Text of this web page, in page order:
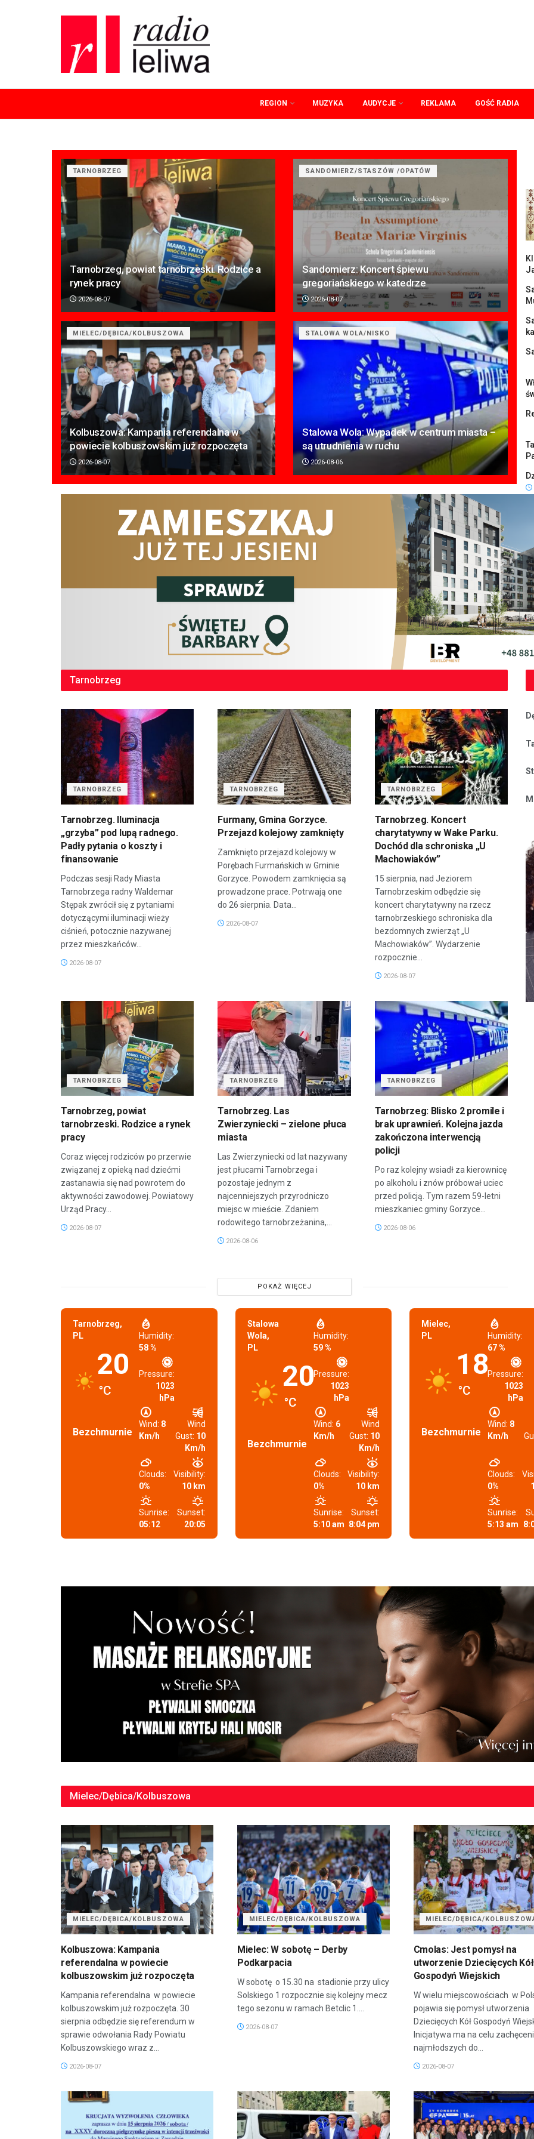
REGION MUZYKA AUDYCJE REKLAMA GOŚĆ RADIA
TARNOBRZEG
Tarnobrzeg, powiat tarnobrzeski. Rodzice a
rynek pracy
2026-08-07
SANDOMIERZ/STASZÓW /OPATÓW
Sandomierz: Koncert śpiewu
gregoriańskiego w katedrze
2026-08-07
MIELEC/DĘBICA/KOLBUSZOWA
Kolbuszowa: Kampania referendalna w
powiecie kolbuszowskim już rozpoczęta
2026-08-07
STALOWA WOLA/NISKO
Stalowa Wola: Wypadek w centrum miasta –
są utrudnienia w ruchu
2026-08-06
Tarnobrzeg
TARNOBRZEG
Tarnobrzeg. Iluminacja
„grzyba” pod lupą radnego.
Padły pytania o koszty i
finansowanie
Podczas sesji Rady Miasta
Tarnobrzega radny Waldemar
Stępak zwrócił się z pytaniami
dotyczącymi iluminacji wieży
ciśnień, potocznie nazywanej
przez mieszkańców...
2026-08-07
TARNOBRZEG
Furmany, Gmina Gorzyce.
Przejazd kolejowy zamknięty
Zamknięto przejazd kolejowy w
Porębach Furmańskich w Gminie
Gorzyce. Powodem zamknięcia są
prowadzone prace. Potrwają one
do 26 sierpnia. Data...
2026-08-07
TARNOBRZEG
Tarnobrzeg. Koncert
charytatywny w Wake Parku.
Dochód dla schroniska „U
Machowiaków”
15 sierpnia, nad Jeziorem
Tarnobrzeskim odbędzie się
koncert charytatywny na rzecz
tarnobrzeskiego schroniska dla
bezdomnych zwierząt „U
Machowiaków”. Wydarzenie
rozpocznie...
2026-08-07
TARNOBRZEG
Tarnobrzeg, powiat
tarnobrzeski. Rodzice a rynek
pracy
Coraz więcej rodziców po przerwie
związanej z opieką nad dziećmi
zastanawia się nad powrotem do
aktywności zawodowej. Powiatowy
Urząd Pracy...
2026-08-07
TARNOBRZEG
Tarnobrzeg. Las
Zwierzyniecki – zielone płuca
miasta
Las Zwierzyniecki od lat nazywany
jest płucami Tarnobrzega i
pozostaje jednym z
najcenniejszych przyrodniczo
miejsc w mieście. Zdaniem
rodowitego tarnobrzeżanina,...
2026-08-06
TARNOBRZEG
Tarnobrzeg: Blisko 2 promile i
brak uprawnień. Kolejna jazda
zakończona interwencją
policji
Po raz kolejny wsiadł za kierownicę
po alkoholu i znów próbował uciec
przed policją. Tym razem 59-letni
mieszkaniec gminy Gorzyce...
2026-08-06
POKAŻ WIĘCEJ
Tarnobrzeg,
PL
20
°C
Bezchmurnie
Humidity:
58 %
Pressure:
1023
hPa
Wind: 8
Km/h
Wind
Gust: 10
Km/h
Clouds:
0%
Visibility:
10 km
Sunrise:
05:12
Sunset:
20:05
Stalowa
Wola,
PL
20
°C
Bezchmurnie
Humidity:
59 %
Pressure:
1023
hPa
Wind: 6
Km/h
Wind
Gust: 10
Km/h
Clouds:
0%
Visibility:
10 km
Sunrise:
5:10 am
Sunset:
8:04 pm
Mielec,
PL
18
°C
Bezchmurnie
Humidity:
67 %
Pressure:
1023
hPa
Wind: 8
Km/h
Clouds:
0%
Sunrise:
5:13 am
Mielec/Dębica/Kolbuszowa
MIELEC/DĘBICA/KOLBUSZOWA
Kolbuszowa: Kampania
referendalna w powiecie
kolbuszowskim już rozpoczęta
Kampania referendalna w powiecie
kolbuszowskim już rozpoczęta. 30
sierpnia odbędzie się referendum w
sprawie odwołania Rady Powiatu
Kolbuszowskiego wraz z...
2026-08-07
MIELEC/DĘBICA/KOLBUSZOWA
Mielec: W sobotę – Derby
Podkarpacia
W sobotę o 15.30 na stadionie przy ulicy
Solskiego 1 rozpocznie się kolejny mecz
tego sezonu w ramach Betclic 1....
2026-08-07
MIELEC/DĘBICA/
Cmolas: Jest pomysł na
utworzenie Dziecięcych Kół
Gospodyń Wiejskich
W wielu miejscowościach w
pojawia się pomysł utworzenia
Dziecięcych Kół Gospodyń
Inicjatywa ma na celu
najmłodszych do...
2026-08-07